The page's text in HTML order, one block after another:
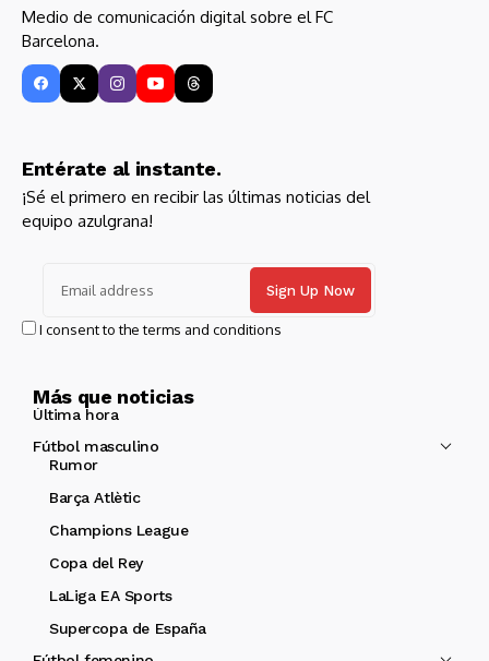
Medio de comunicación digital sobre el FC
Barcelona.
Entérate al instante.
¡Sé el primero en recibir las últimas noticias del
equipo azulgrana!
I consent to the terms and conditions
Más que noticias
Última hora
Fútbol masculino
Rumor
Barça Atlètic
Champions League
Copa del Rey
LaLiga EA Sports
Supercopa de España